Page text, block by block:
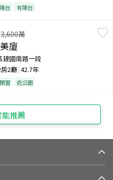
台 有陽台
3,600萬
廈
建國南路一段
2廳 42.7年
窗 近公園
推薦